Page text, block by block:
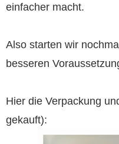
einfacher macht.
Also starten wir
besseren
Hier die Verpackung
gekauft):